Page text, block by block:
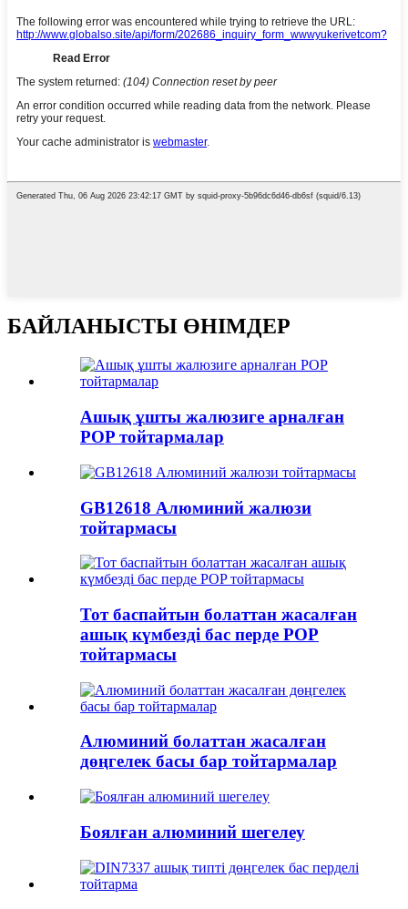
БАЙЛАНЫСТЫ ӨНІМДЕР
Ашық ұшты жалюзиге арналған
POP тойтармалар
GB12618 Алюминий жалюзи
тойтармасы
Тот баспайтын болаттан жасалған
ашық күмбезді бас перде POP
тойтармасы
Алюминий болаттан жасалған
дөңгелек басы бар тойтармалар
Боялған алюминий шегелеу